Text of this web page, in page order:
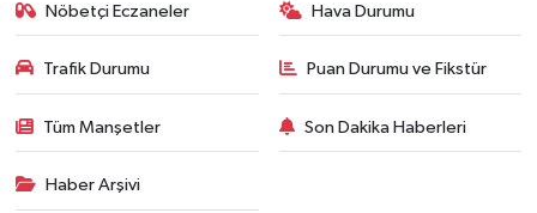
Nöbetçi Eczaneler Hava Durumu
Trafik Durumu Puan Durumu ve Fikstür
Tüm Manşetler Son Dakika Haberleri
Haber Arşivi